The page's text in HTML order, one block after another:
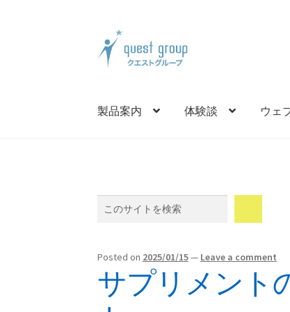
Skip
to
navigation
Skip
to
content
製品案内 体験談 ウェ
Posted on 2025/01/15— Leave a comment
サプリメント